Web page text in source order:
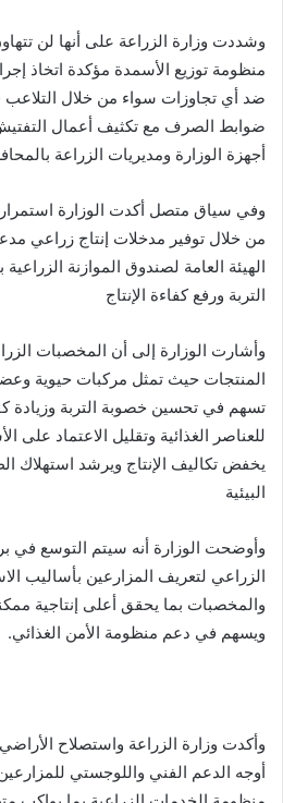
وشددت وزارة الزراعة على أنها لن
منظومة توزيع الأسمدة مؤكدة اتخاذ
ضد أي تجاوزات سواء من خلال
ضوابط الصرف مع تكثيف أعمال التفتيش
أجهزة الوزارة ومديريات الزراعة
وفي سياق متصل أكدت الوزارة
من خلال توفير مدخلات إنتاج زراعي
الهيئة العامة لصندوق الموازنة
التربة ورفع كفاءة الإنتاج
وأشارت الوزارة إلى أن المخصبات
المنتجات حيث تمثل مركبات حيوية
تسهم في تحسين خصوبة التربة وزيادة
للعناصر الغذائية وتقليل الاعتماد على
يخفض تكاليف الإنتاج ويرشد استهلاك
البيئية
وأوضحت الوزارة أنه سيتم التوسع في
الزراعي لتعريف المزارعين بأساليب
والمخصبات بما يحقق أعلى إنتاجية
ويسهم في دعم منظومة الأمن الغذائي.
وأكدت وزارة الزراعة واستصلاح
أوجه الدعم الفني واللوجستي